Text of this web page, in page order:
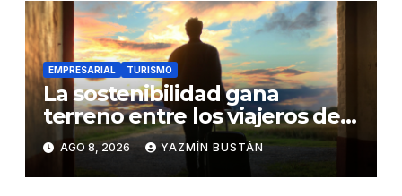
EMPRESARIAL TURISMO
La sostenibilidad gana
terreno entre los viajeros de
negocios
AGO 8, 2026 YAZMÍN BUSTÁN